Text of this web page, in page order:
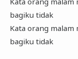
Cerpen
bagiku tidak
Kata orang
bagiku tidak